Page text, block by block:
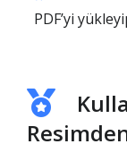
PDF’yi